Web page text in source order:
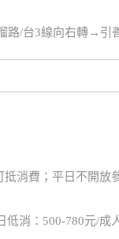
路/台3線向右轉→引
抵消費；平日不開放
低消：500-780元/成